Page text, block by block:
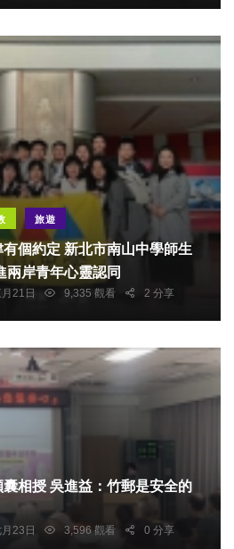
旅遊
市南山中學師生
體驗天津 增進兩岸青年心靈認同
21日 9,335 觀看 2 分享
郵是安全的
23日 3,596 觀看 0 分享